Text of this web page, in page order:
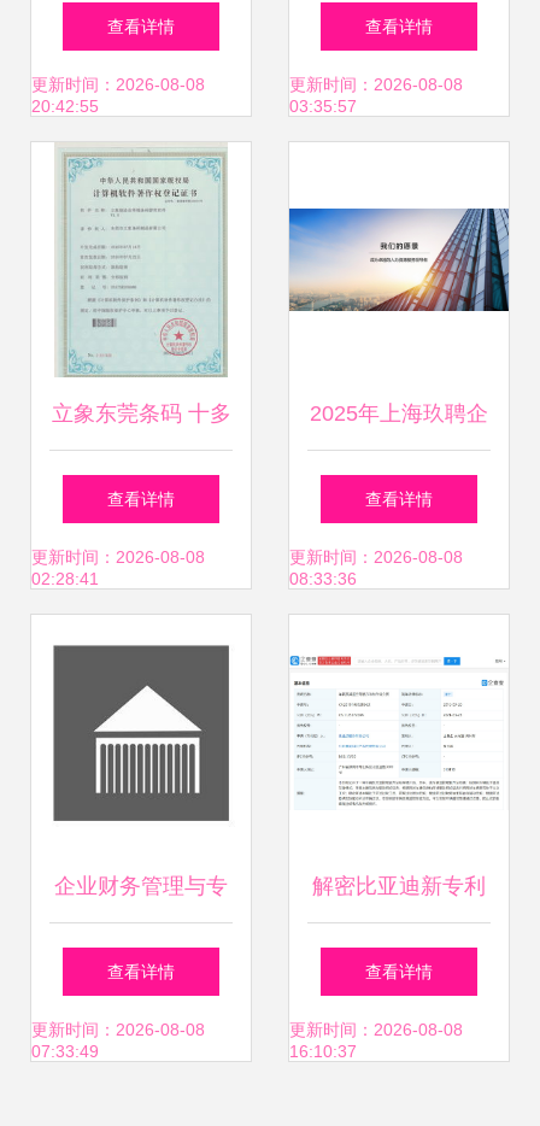
件的核心功能与管
理价值解析
查看详情
更新时间：2026-08-08
20:42:55
坚守的条码精英，
服务制造业的科技
查看详情
更新时间：2026-08-08
03:35:57
立象东莞条码 十多
年深耕之道，铸就
条码极致专业与同
效益咨询服务的严
查看详情
更新时间：2026-08-08
02:28:41
2025年上海玖聘企
业管理咨询 专利代
理的专业引领者
查看详情
更新时间：2026-08-08
08:33:36
企业财务管理与专
利代理 惠州上海双
域服务的价格解析
查看详情
更新时间：2026-08-08
07:33:49
解密比亚迪新专利
《车辆及其遥控驾
驶方法》——技术
查看详情
更新时间：2026-08-08
16:10:37